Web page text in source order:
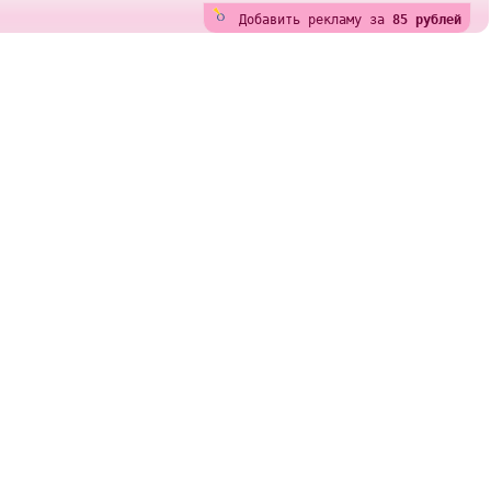
Добавить рекламу за 85 рублей